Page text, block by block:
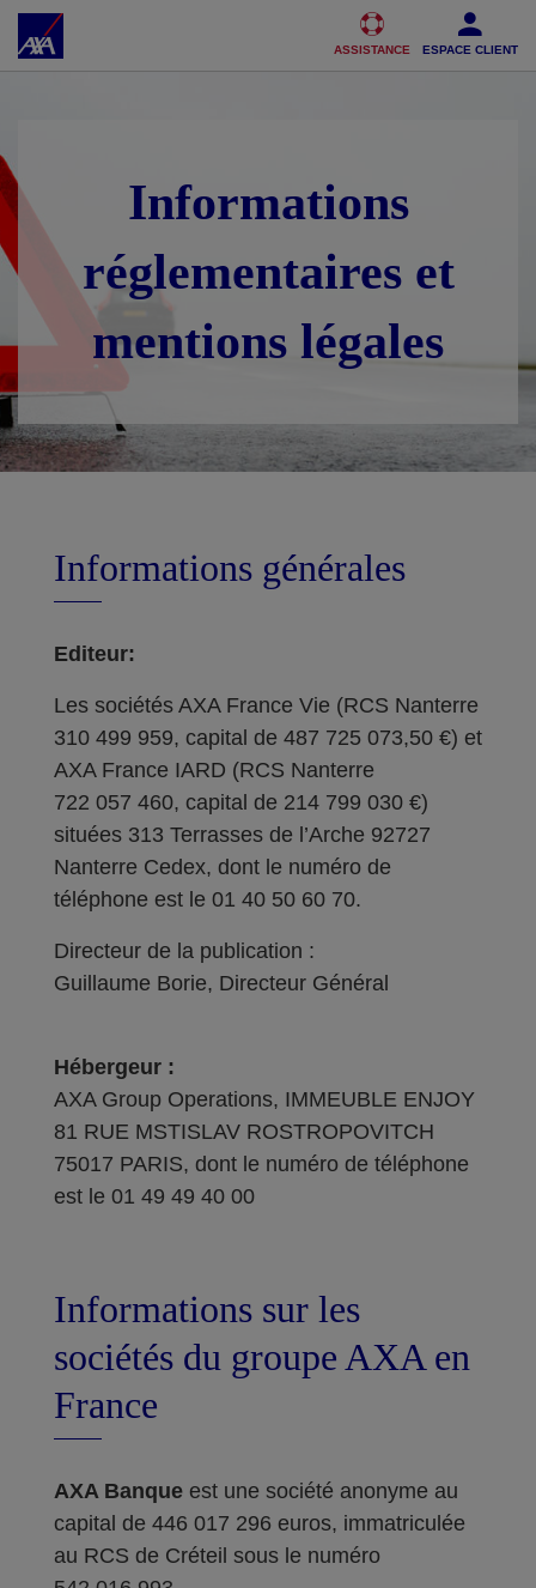
Accéder au Contenu Accéder au Pied de page
ASSISTANCE ESPACE CLIENT
Informations
réglementaires et
mentions légales
Informations générales
Editeur:
Les sociétés AXA France Vie (RCS Nanterre
310 499 959, capital de 487 725 073,50 €) et
AXA France IARD (RCS Nanterre
722 057 460, capital de 214 799 030 €)
situées 313 Terrasses de l’Arche 92727
Nanterre Cedex, dont le numéro de
téléphone est le 01 40 50 60 70.
Directeur de la publication :
Guillaume Borie, Directeur Général
Hébergeur :
AXA Group Operations, IMMEUBLE ENJOY
81 RUE MSTISLAV ROSTROPOVITCH
75017 PARIS, dont le numéro de téléphone
est le 01 49 49 40 00
Informations sur les
sociétés du groupe AXA en
France
AXA Banque est une société anonyme au
capital de 446 017 296 euros, immatriculée
au RCS de Créteil sous le numéro